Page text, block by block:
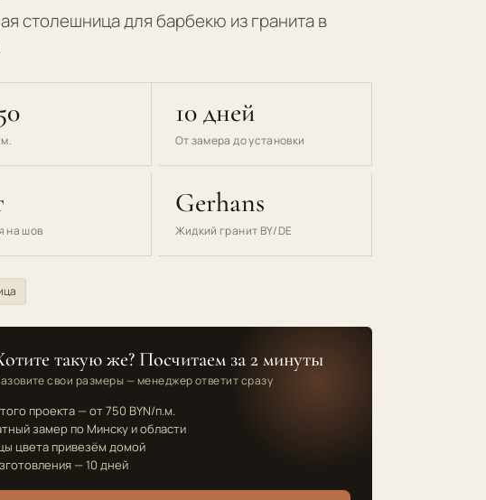
столешница для барбекю из гранита в
10 дней
От замера до установки
на шов
Gerhans
Жидкий гранит BY/DE
такую же? Посчитаем за 2 минуты
свои размеры — менеджер ответит сразу
проекта — от 750 BYN/п.м.
замер по Минску и области
цвета привезём домой
— 10 дней